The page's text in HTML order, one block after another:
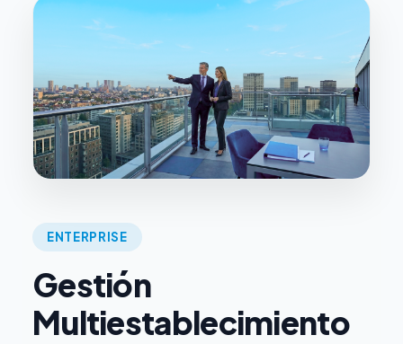
ENTERPRISE
Gestión
Multiestablecimiento